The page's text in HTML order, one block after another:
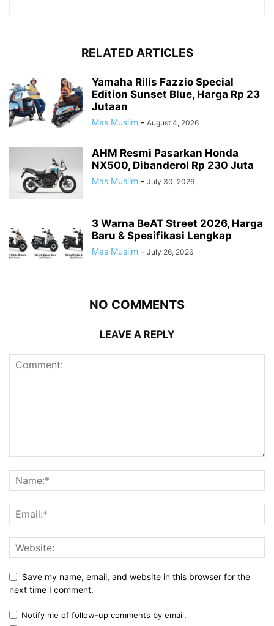
RELATED ARTICLES
Yamaha Rilis Fazzio Special
Edition Sunset Blue, Harga Rp 23
Jutaan
Mas Muslim - August 4, 2026
AHM Resmi Pasarkan Honda
NX500, Dibanderol Rp 230 Juta
Mas Muslim - July 30, 2026
3 Warna BeAT Street 2026, Harga
Baru & Spesifikasi Lengkap
Mas Muslim - July 26, 2026
NO COMMENTS
LEAVE A REPLY
Save my name, email, and website in this browser for the
next time I comment.
Notify me of follow-up comments by email.